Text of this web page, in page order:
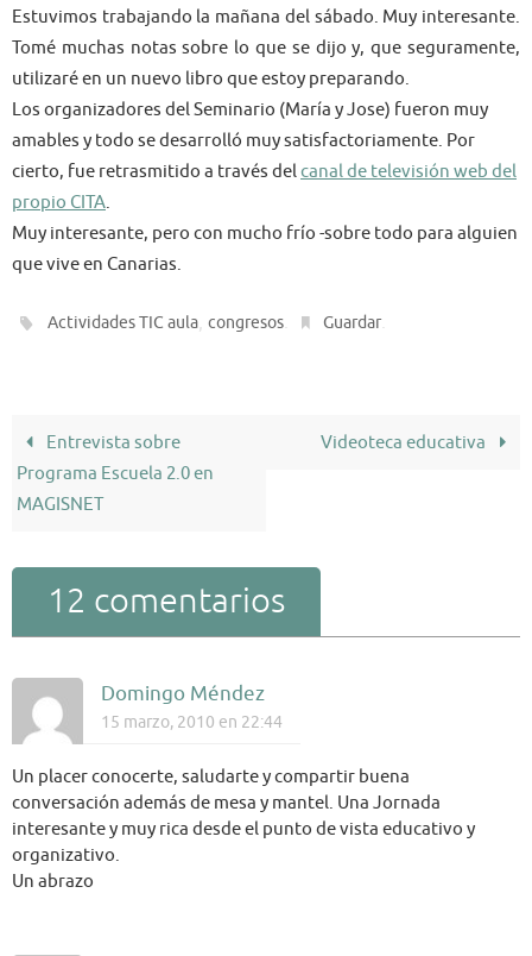
Estuvimos trabajando la mañana del sábado. Muy interesante.
Tomé muchas notas sobre lo que se dijo y, que seguramente,
utilizaré en un nuevo libro que estoy preparando.
Los organizadores del Seminario (María y Jose) fueron muy
amables y todo se desarrolló muy satisfactoriamente. Por
cierto, fue retrasmitido a través delcanal de televisión web del
propio CITA.
Muy interesante, pero con mucho frío -sobre todo para alguien
que vive en Canarias.
Actividades TIC aula,congresos Guardar
Entrevista sobre
Programa Escuela 2.0 en
MAGISNET
Videoteca educativa
12 comentarios
Domingo Méndez
15 marzo, 2010 en 22:44
Un placer conocerte, saludarte y compartir buena
conversación además de mesa y mantel. Una Jornada
interesante y muy rica desde el punto de vista educativo y
organizativo.
Un abrazo